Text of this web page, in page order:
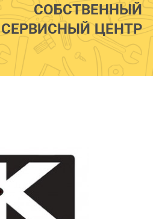
СОБСТВЕННЫЙ
СЕРВИСНЫЙ ЦЕНТР